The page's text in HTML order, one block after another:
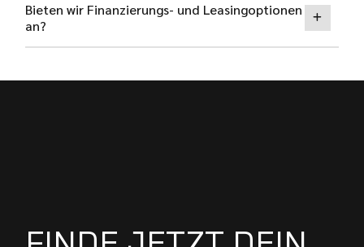
Bieten wir Finanzierungs- und Leasingoptionen
an?